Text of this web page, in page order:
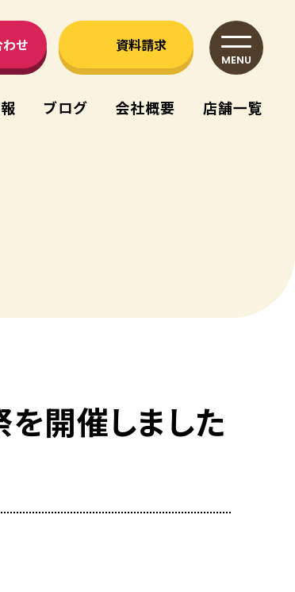
せ 資料請求
MENU
ブログ 会社概要 店舗⼀覧
開催しました